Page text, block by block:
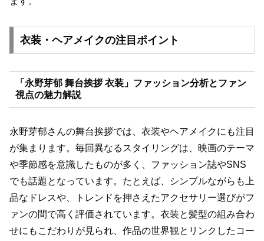
衣装・ヘアメイクの注目ポイント
「永野芽郁 舞台挨拶 衣装」ファッション分析とファン
視点の魅力解説
永野芽郁さんの舞台挨拶では、衣装やヘアメイクにも注目
が集まります。毎回異なるスタイリングは、映画のテーマ
や季節感を意識したものが多く、ファッション誌やSNS
でも話題となっています。たとえば、シンプルながらも上
品なドレスや、トレンドを押さえたアクセサリー選びがフ
ァンの間で高く評価されています。衣装と髪型の組み合わ
せにもこだわりが見られ、作品の世界観とリンクしたコー